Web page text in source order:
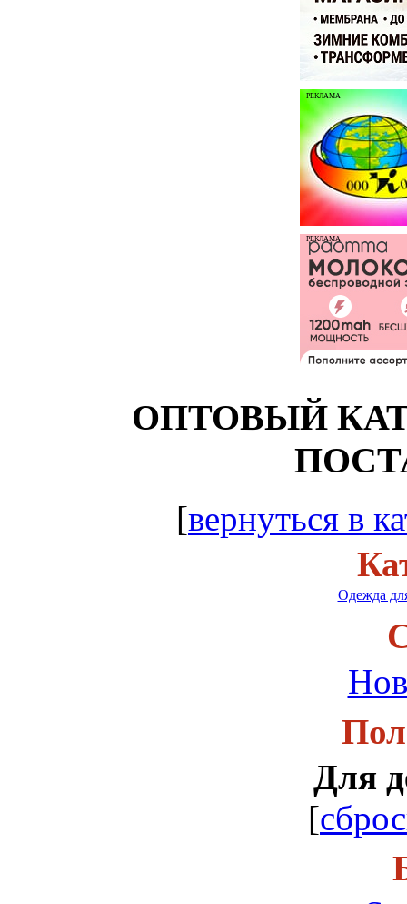
РЕКЛАМА
РЕКЛАМА
ОПТОВЫЙ
[вернуться в
Одежда
Для
[